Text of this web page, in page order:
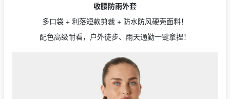
收腰防雨外套
多口袋 + 利落短款剪裁 + 防水防风硬壳面料！
配色高级耐看，户外徒步、雨天通勤一键拿捏！